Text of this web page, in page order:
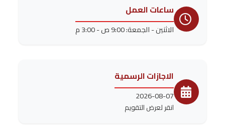
ساعات العمل
الاثنين - الجمعة: 9:00 ص - 3:00 م
الاجازات الرسمية
2026-08-07
انقر لعرض التقويم